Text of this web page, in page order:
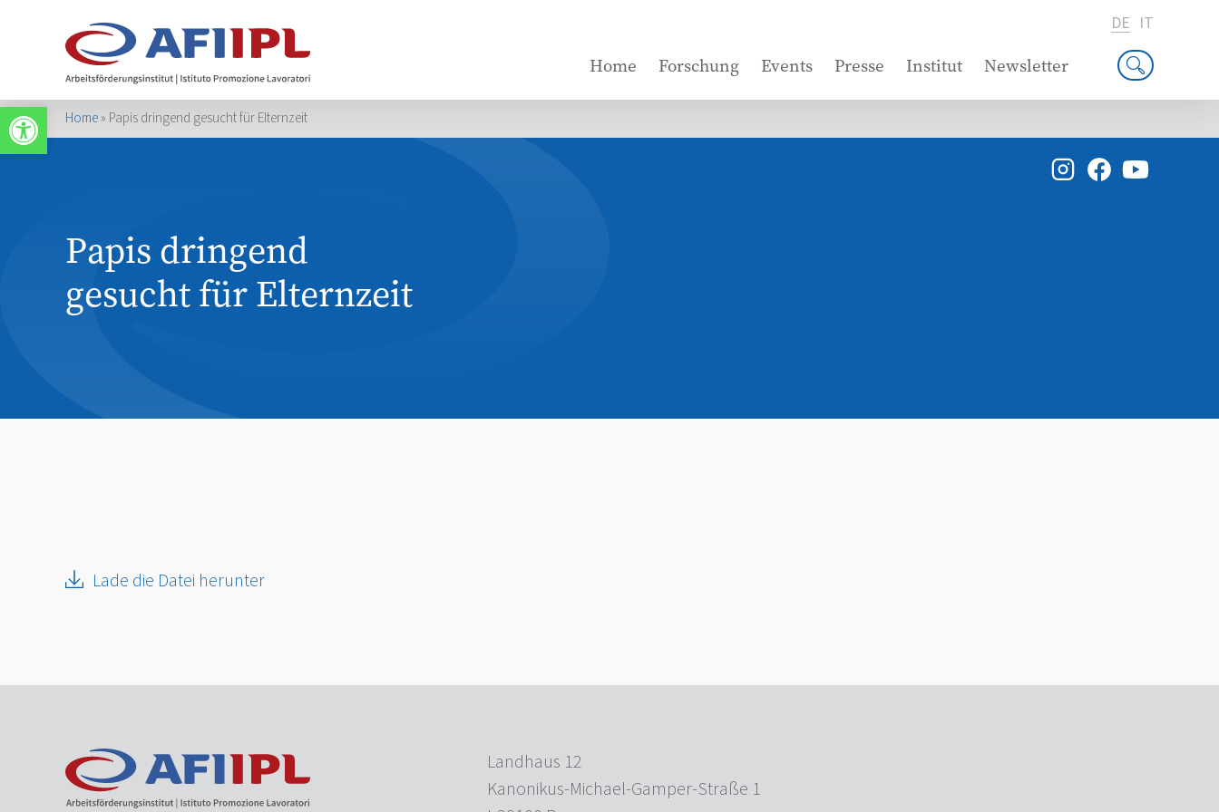
Werkzeugleiste öffnen
Home Forschung Events Presse Institut Newsletter
DE IT
Home» Papis dringend gesucht für Elternzeit
Papis dringend
gesucht für Elternzeit
Lade die Datei herunter
Landhaus 12
Kanonikus-Michael-Gamper-Straße 1